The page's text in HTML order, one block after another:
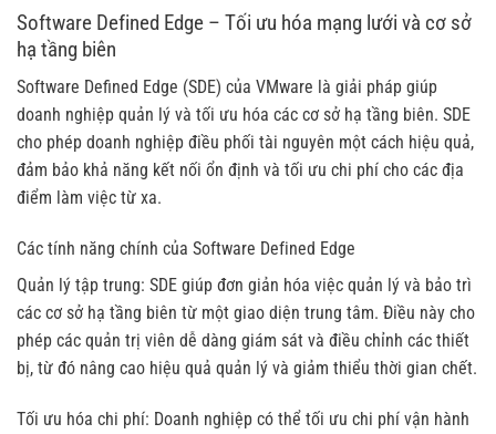
Software Defined Edge – Tối ưu hóa mạng lưới và cơ sở
hạ tầng biên
Software Defined Edge (SDE) của VMware là giải pháp giúp
doanh nghiệp quản lý và tối ưu hóa các cơ sở hạ tầng biên. SDE
cho phép doanh nghiệp điều phối tài nguyên một cách hiệu quả,
đảm bảo khả năng kết nối ổn định và tối ưu chi phí cho các địa
điểm làm việc từ xa.
Các tính năng chính của Software Defined Edge
Quản lý tập trung: SDE giúp đơn giản hóa việc quản lý và bảo trì
các cơ sở hạ tầng biên từ một giao diện trung tâm. Điều này cho
phép các quản trị viên dễ dàng giám sát và điều chỉnh các thiết
bị, từ đó nâng cao hiệu quả quản lý và giảm thiểu thời gian chết.
Tối ưu hóa chi phí: Doanh nghiệp có thể tối ưu chi phí vận hành